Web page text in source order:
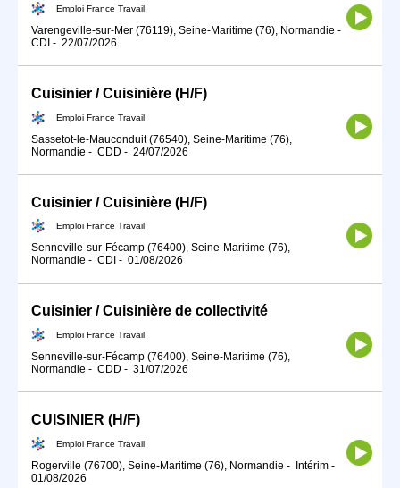
Emploi France Travail
Varengeville-sur-Mer (76119), Seine-Maritime (76), Normandie -
CDI - 22/07/2026
Cuisinier / Cuisinière (H/F)
Emploi France Travail
Sassetot-le-Mauconduit (76540), Seine-Maritime (76),
Normandie - CDD - 24/07/2026
Cuisinier / Cuisinière (H/F)
Emploi France Travail
Senneville-sur-Fécamp (76400), Seine-Maritime (76),
Normandie - CDI - 01/08/2026
Cuisinier / Cuisinière de collectivité
Emploi France Travail
Senneville-sur-Fécamp (76400), Seine-Maritime (76),
Normandie - CDD - 31/07/2026
CUISINIER (H/F)
Emploi France Travail
Rogerville (76700), Seine-Maritime (76), Normandie - Intérim -
01/08/2026